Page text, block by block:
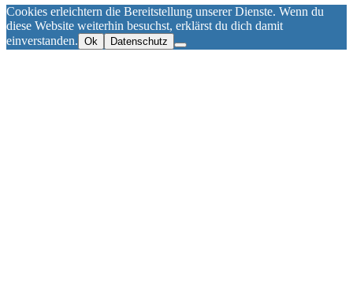
Cookies erleichtern die Bereitstellung unserer Dienste. Wenn du
diese Website weiterhin besuchst, erklärst du dich damit
einverstanden. Ok Datenschutz